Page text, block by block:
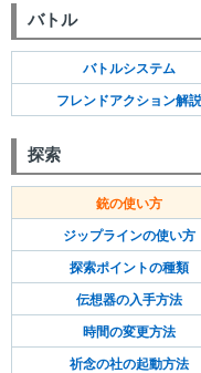
バトル
バトルシステム
フレンドアクション解説
探索
銃の使い方
ジップラインの使い方
探索ポイントの種類
伝想器の入手方法
時間の変更方法
祈念の社の起動方法